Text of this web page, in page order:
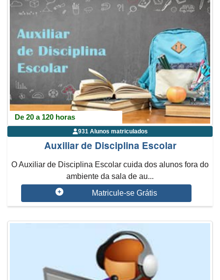
De 20 a 120 horas
931 Alunos matriculados
Auxiliar de Disciplina Escolar
O Auxiliar de Disciplina Escolar cuida dos alunos fora do
ambiente da sala de au...
Matricule-se Grátis